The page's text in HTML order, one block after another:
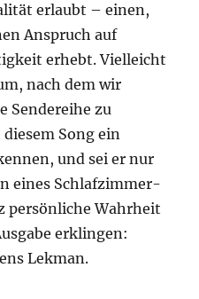
erlaubt – einen,
Anspruch auf
erhebt. Vielleicht
nach dem wir
Sendereihe zu
Song ein
und sei er nur
eines Schlafzimmer-
persönliche Wahrheit
erklingen:
Lekman.